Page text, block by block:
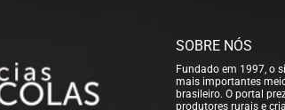
SOBRE NÓS
Fundado em 1997, o
mais importantes
brasileiro. O portal
produtores rurais e